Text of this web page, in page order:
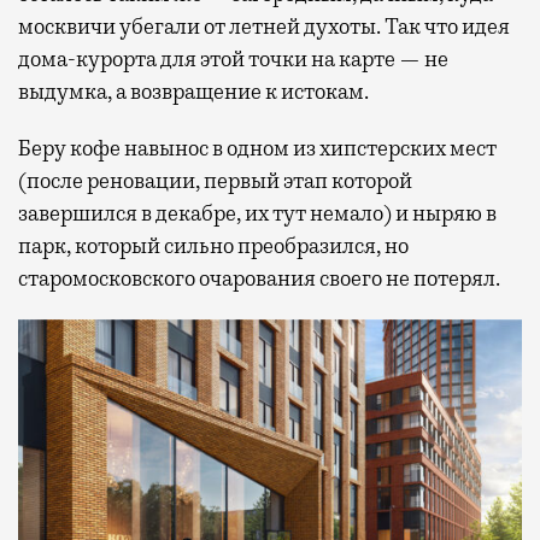
москвичи убегали от летней духоты. Так что идея
дома-курорта для этой точки на карте — не
выдумка, а возвращение к истокам.
Беру кофе навынос в одном из хипстерских мест
(после реновации, первый этап которой
завершился в декабре, их тут немало) и ныряю в
парк, который сильно преобразился, но
старомосковского очарования своего не потерял.